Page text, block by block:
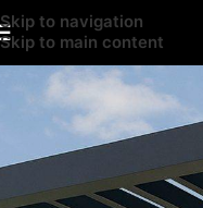
Skip to navigation
Skip to main content